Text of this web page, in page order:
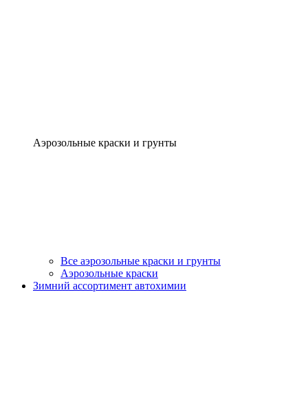
Аэрозольные краски и грунты
Все аэрозольные краски и грунты
Аэрозольные краски
Зимний ассортимент автохимии